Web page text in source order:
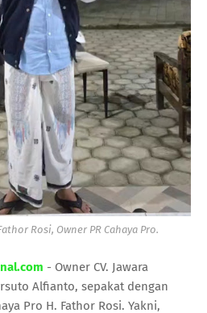
Rosi, Owner PR Cahaya Pro.
- Owner CV. Jawara
Alfianto, sepakat dengan
Pro H. Fathor Rosi. Yakni,